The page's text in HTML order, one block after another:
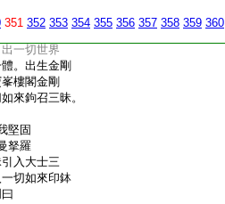
351 352 353 354 355 356 357 358 359 360
者。成一切
一切世界
。出生金剛
樓閣金剛
來鉤召三昧。
堅固
拏羅
入大士三
切如來印鉢